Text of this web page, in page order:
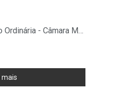
Sessão Ordinária - Câmara Municipal de Nanuque
mais